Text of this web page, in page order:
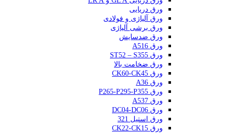
ورق دریایی
ورق آلیاژی و فولادی
ورق برشی آلیاژی
ورق ضدسایش
ورق A516
ورق ST52 – S355
ورق ضخامت بالا
ورق CK60-CK45
ورق A36
ورق P265-P295-P355
ورق A537
ورق DC04-DC06
ورق استیل 321
ورق CK22-CK15